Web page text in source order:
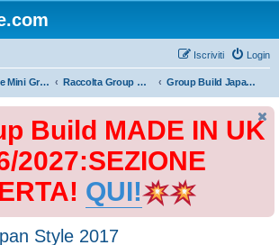
Login
Iscriviti
Group Build e Mini Group Build Raccolta Group Build Group Build Japan Style 2017
Build MADE IN UK
2027:SEZIONE
QUI!
Style 2017